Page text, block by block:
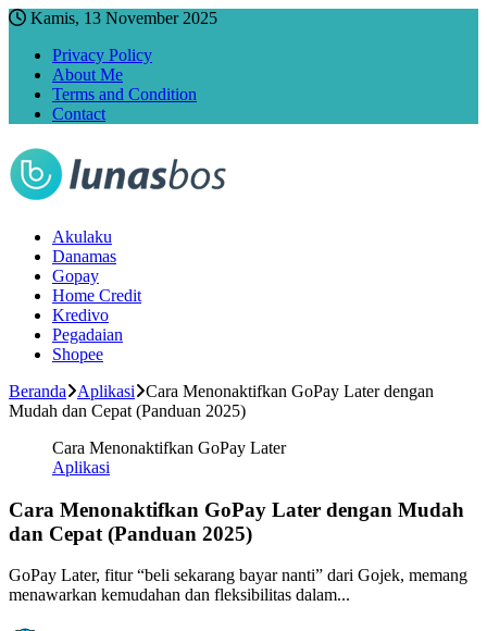
Kamis, 13 November 2025
Privacy Policy
About Me
Terms and Condition
Contact
Akulaku
Danamas
Gopay
Home Credit
Kredivo
Pegadaian
Shopee
Beranda
Aplikasi
Cara Menonaktifkan GoPay Later dengan
Mudah dan Cepat (Panduan 2025)
Cara Menonaktifkan GoPay Later
Aplikasi
Cara Menonaktifkan GoPay Later dengan Mudah
dan Cepat (Panduan 2025)
GoPay Later, fitur “beli sekarang bayar nanti” dari Gojek, memang
menawarkan kemudahan dan fleksibilitas dalam...